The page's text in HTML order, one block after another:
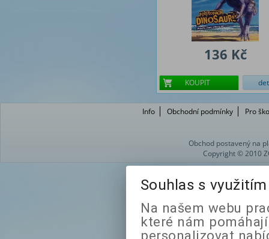
136 Kč
KOUPIT
Info Obchodní podmínky Pro
Obchod postavený na
Copyright © 2010
Souhlas s
Na našem webu
které nám
personalizovat